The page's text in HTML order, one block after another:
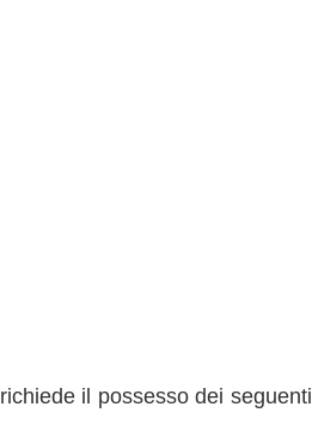
richiede il possesso dei seguenti